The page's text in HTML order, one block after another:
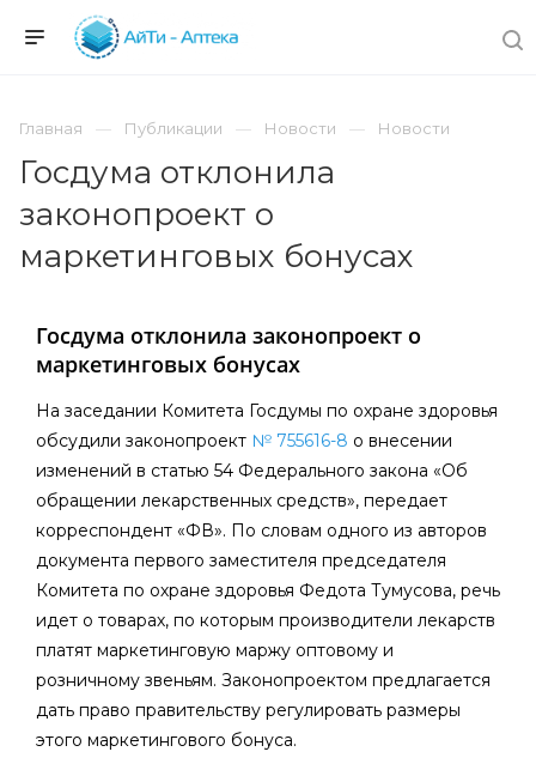
Главная Публикации Новости Новости
Госдума отклонила
законопроект о
маркетинговых бонусах
Госдума отклонила законопроект о
маркетинговых бонусах
На заседании Комитета Госдумы по охране здоровья
обсудили законопроект № 755616-8 о внесении
изменений в статью 54 Федерального закона «Об
обращении лекарственных средств», передает
корреспондент «ФВ». По словам одного из авторов
документа первого заместителя председателя
Комитета по охране здоровья Федота Тумусова, речь
идет о товарах, по которым производители лекарств
платят маркетинговую маржу оптовому и
розничному звеньям. Законопроектом предлагается
дать право правительству регулировать размеры
этого маркетингового бонуса.